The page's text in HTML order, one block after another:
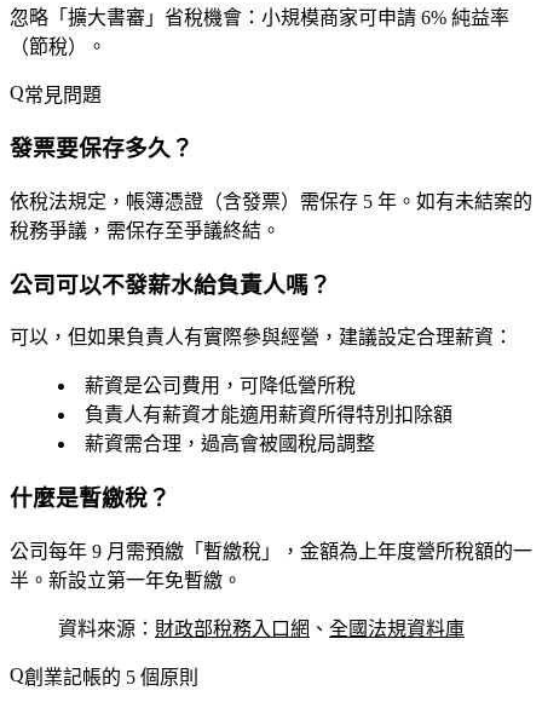
忽略「擴大書審」省稅機會 ：小規模商家可申請 6% 純益率
（節稅）。
常見問題
發票要保存多久？
依稅法規定，帳簿憑證（含發票）需保存 5 年 。如有未結案的
稅務爭議，需保存至爭議終結。
公司可以不發薪水給負責人嗎？
可以，但如果負責人有實際參與經營，建議設定合理薪資：
薪資是公司費用，可降低營所稅
負責人有薪資才能適用薪資所得特別扣除額
薪資需合理，過高會被國稅局調整
什麼是暫繳稅？
公司每年 9 月需預繳「暫繳稅」，金額為上年度營所稅額的一
半。新設立第一年免暫繳。
資料來源： 財政部稅務入口網 、 全國法規資料庫
創業記帳的 5 個原則